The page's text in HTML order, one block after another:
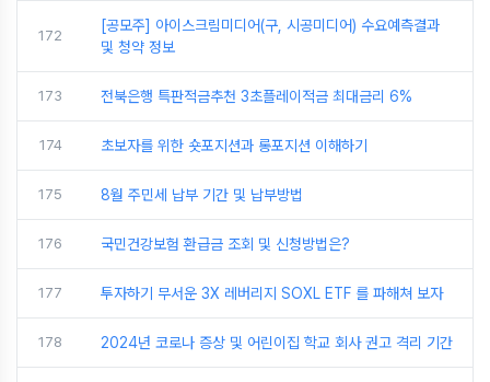
172
[공모주] 아이스크림미디어(구, 시공미디어) 수요예측결과
및 청약 정보
173 전북은행 특판적금추천 3초플레이적금 최대금리 6%
174 초보자를 위한 숏포지션과 롱포지션 이해하기
175 8월 주민세 납부 기간 및 납부방법
176 국민건강보험 환급금 조회 및 신청방법은?
177 투자하기 무서운 3X 레버리지 SOXL ETF 를 파해쳐 보자
178 2024년 코로나 증상 및 어린이집 학교 회사 권고 격리 기간